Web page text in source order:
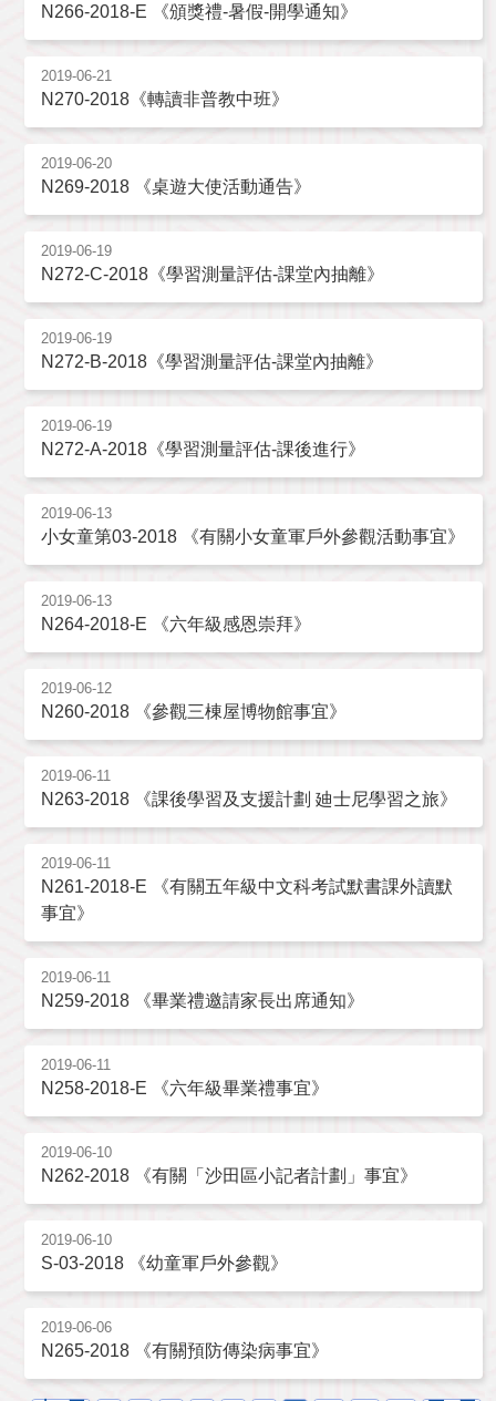
N266-2018-E 《頒獎禮-暑假-開學通知》
2019-06-21
N270-2018《轉讀非普教中班》
2019-06-20
N269-2018 《桌遊大使活動通告》
2019-06-19
N272-C-2018《學習測量評估-課堂內抽離》
2019-06-19
N272-B-2018《學習測量評估-課堂內抽離》
2019-06-19
N272-A-2018《學習測量評估-課後進行》
2019-06-13
小女童第03-2018 《有關小女童軍戶外參觀活動事宜》
2019-06-13
N264-2018-E 《六年級感恩崇拜》
2019-06-12
N260-2018 《參觀三棟屋博物館事宜》
2019-06-11
N263-2018 《課後學習及支援計劃 廸士尼學習之旅》
2019-06-11
N261-2018-E 《有關五年級中文科考試默書課外讀默
事宜》
2019-06-11
N259-2018 《畢業禮邀請家長出席通知》
2019-06-11
N258-2018-E 《六年級畢業禮事宜》
2019-06-10
N262-2018 《有關「沙田區小記者計劃」事宜》
2019-06-10
S-03-2018 《幼童軍戶外參觀》
2019-06-06
N265-2018 《有關預防傳染病事宜》